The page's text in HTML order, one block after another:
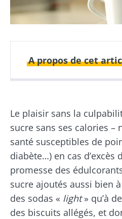
A propos de cet
Le plaisir sans la
sucre sans ses calories –
santé susceptibles de
diabète…) en cas d’excès
promesse des
sucre ajoutés aussi bien
des sodas « light» qu’à
des biscuits allégés, et